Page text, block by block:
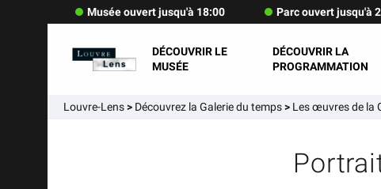
Musée ouvert jusqu'à 18:00 Parc ouvert jusqu'à
DÉCOUVRIR LE
MUSÉE
DÉCOUVRIR LA
PROGRAMMATION
Louvre-Lens> Découvrez la Galerie du temps> Les œuvres de la